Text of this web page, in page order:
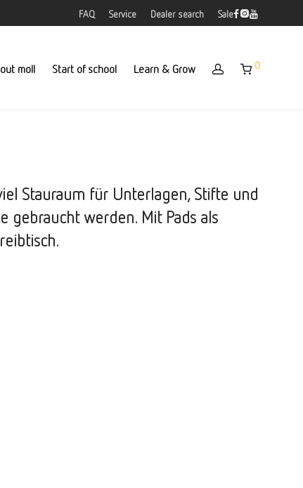
FAQ Service Dealer search Sale
moll Start of school Learn & Grow 0
Stauraum für Unterlagen, Stifte und
werden. Mit Pads als